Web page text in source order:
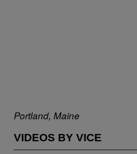
Portland, Maine
VIDEOS BY VICE